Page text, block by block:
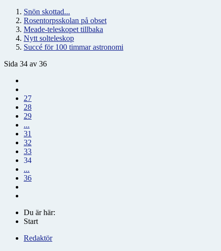
Snön skottad...
Rosentorpsskolan på obset
Meade-teleskopet tillbaka
Nytt solteleskop
Succé för 100 timmar astronomi
Sida 34 av 36
27
28
29
...
31
32
33
34
...
36
Du är här:
Start
Redaktör